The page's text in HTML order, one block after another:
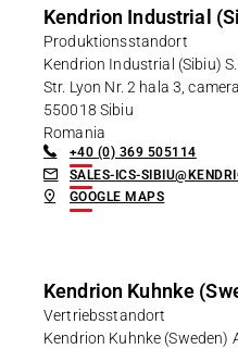
Kendrion Industrial
Produktionsstandort
Kendrion Industrial (Sibiu)
Str. Lyon Nr. 2 hala 3,
550018 Sibiu
Romania
+40 (0) 369 505114
SALES-ICS-
GOOGLE MAPS
Kendrion Kuhnke
Vertriebsstandort
Kendrion Kuhnke (Sweden)